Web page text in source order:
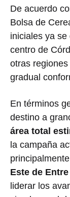
De acuerdo
Bolsa de
iniciales ya
centro de
otras
gradual
En términos
destino a
área total
la campaña
Este de
liderar los